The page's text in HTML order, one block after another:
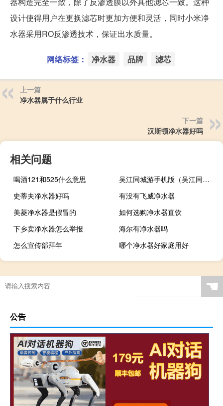
设计使得用户在更换滤芯时更加方便和灵活，同时小米净
水器采用RO反渗透技术，保证出水质量。
网络标签： 净水器 品牌 滤芯
上一篇
净水器属于什么行业
下一篇
汉斯顿净水器好吗
相关问题
喝酒121和525什么意思
吴江同城游手机版（吴江同城游）
史蒂夫净水器好吗
有没有飞威净水器
美菱净水器是假冒的
如何选购净水器直饮
下乡卖净水器怎么举报
海尔有净水器吗
怎么宣传部拜年
哪个净水器好家庭用好
☚
公告